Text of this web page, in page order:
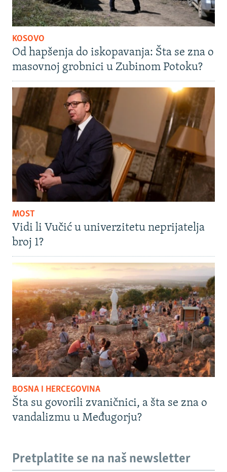
KOSOVO
Od hapšenja do iskopavanja: Šta se zna o
masovnoj grobnici u Zubinom Potoku?
MOST
Vidi li Vučić u univerzitetu neprijatelja
broj 1?
BOSNA I HERCEGOVINA
Šta su govorili zvaničnici, a šta se zna o
vandalizmu u Međugorju?
Pretplatite se na naš newsletter